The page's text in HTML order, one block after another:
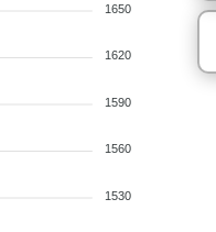
1650
1620
1590
1560
1530